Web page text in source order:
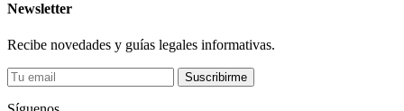
Newsletter
Recibe novedades y guías legales informativas.
Suscribirme